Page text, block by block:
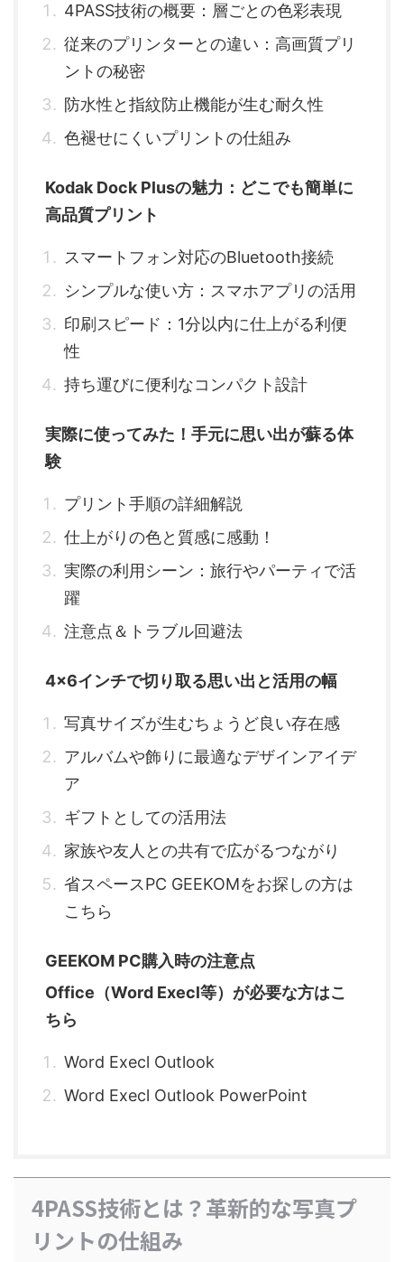
4PASS技術の概要：層ごとの色彩表現
従来のプリンターとの違い：高画質プリ
ントの秘密
防水性と指紋防止機能が生む耐久性
色褪せにくいプリントの仕組み
Kodak Dock Plusの魅力：どこでも簡単に
高品質プリント
スマートフォン対応のBluetooth接続
シンプルな使い方：スマホアプリの活用
印刷スピード：1分以内に仕上がる利便
性
持ち運びに便利なコンパクト設計
実際に使ってみた！手元に思い出が蘇る体
験
プリント手順の詳細解説
仕上がりの色と質感に感動！
実際の利用シーン：旅行やパーティで活
躍
注意点＆トラブル回避法
4x6インチで切り取る思い出と活用の幅
写真サイズが生むちょうど良い存在感
アルバムや飾りに最適なデザインアイデ
ア
ギフトとしての活用法
家族や友人との共有で広がるつながり
省スペースPC GEEKOMをお探しの方は
こちら
GEEKOM PC購入時の注意点
Office（Word Execl等）が必要な方はこ
ちら
Word Execl Outlook
Word Execl Outlook PowerPoint
4PASS技術とは？革新的な写真プ
リントの仕組み